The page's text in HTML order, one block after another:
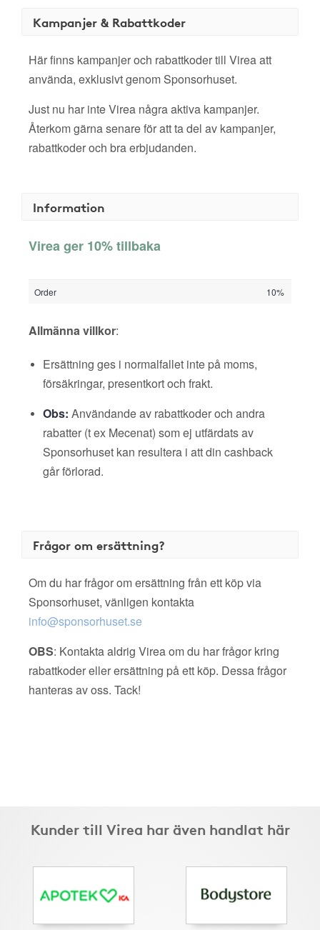
Kampanjer & Rabattkoder
Här finns kampanjer och rabattkoder till Virea att
använda, exklusivt genom Sponsorhuset.
Just nu har inte Virea några aktiva kampanjer.
Återkom gärna senare för att ta del av kampanjer,
rabattkoder och bra erbjudanden.
Information
Virea ger 10% tillbaka
Order 10%
Allmänna villkor:
Ersättning ges i normalfallet inte på moms,
försäkringar, presentkort och frakt.
Obs: Användande av rabattkoder och andra
rabatter (t ex Mecenat) som ej utfärdats av
Sponsorhuset kan resultera i att din cashback
går förlorad.
Frågor om ersättning?
Om du har frågor om ersättning från ett köp via
Sponsorhuset, vänligen kontakta
info@sponsorhuset.se
OBS: Kontakta aldrig Virea om du har frågor kring
rabattkoder eller ersättning på ett köp. Dessa frågor
hanteras av oss. Tack!
Kunder till Virea har även handlat här